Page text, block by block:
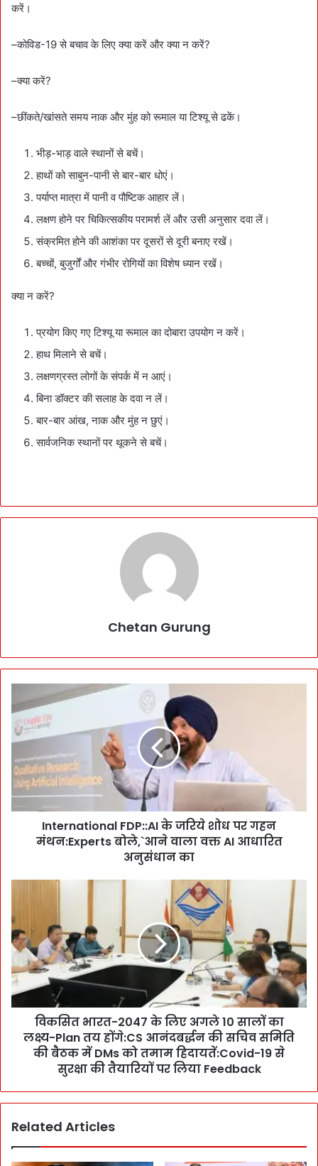
करें।
–कोविड-19 से बचाव के लिए क्या करें और क्या न करें?
–क्या करें?
–छींकते/खांसते समय नाक और मुंह को रूमाल या टिश्यू से ढकें।
भीड़-भाड़ वाले स्थानों से बचें।
हाथों को साबुन-पानी से बार-बार धोएं।
पर्याप्त मात्रा में पानी व पौष्टिक आहार लें।
लक्षण होने पर चिकित्सकीय परामर्श लें और उसी अनुसार दवा लें।
संक्रमित होने की आशंका पर दूसरों से दूरी बनाए रखें।
बच्चों, बुजुर्गों और गंभीर रोगियों का विशेष ध्यान रखें।
क्या न करें?
प्रयोग किए गए टिश्यू या रूमाल का दोबारा उपयोग न करें।
हाथ मिलाने से बचें।
लक्षणग्रस्त लोगों के संपर्क में न आएं।
बिना डॉक्टर की सलाह के दवा न लें।
बार-बार आंख, नाक और मुंह न छुएं।
सार्वजनिक स्थानों पर थूकने से बचें।
Chetan Gurung
n
e
n
a
t
i
P
:
:
I
के
र
ह
मं
International FDP::AI के जरिये शोध पर गहन
मंथन:Experts बोले,`आने वाला वक्त AI आधारित
अनुसंधान का
सि
त
भा
त
-
2
ए
ग
विकसित भारत-2047 के लिए अगले 10 सालों का
लक्ष्य-Plan तय होंगे:CS आनंदबर्द्धन की सचिव समिति
की बैठक में DMs को तमाम हिदायतें:Covid-19 से
सुरक्षा की तैयारियों पर लिया Feedback
Related Articles